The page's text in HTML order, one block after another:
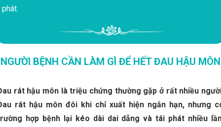
phát.
NGƯỜI BỆNH CẦN LÀM GÌ ĐỂ HẾT ĐAU HẬU MÔN
rát hậu môn là triệu chứng thường gặp ở rất nhiều
rát hậu môn đôi khi chỉ xuất hiện ngắn hạn, nhưng
hợp bệnh lại kéo dài dai dẳng và tái phát nhiều